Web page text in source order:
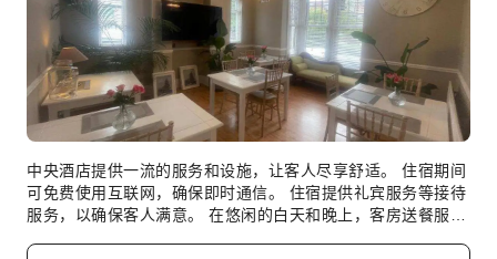
中央酒店提供一流的服务和设施，让客人尽享舒适。 住宿期间
可免费使用互联网，确保即时通信。 住宿提供礼宾服务等接待
服务，以确保客人满意。 在悠闲的白天和晚上，客房送餐服务